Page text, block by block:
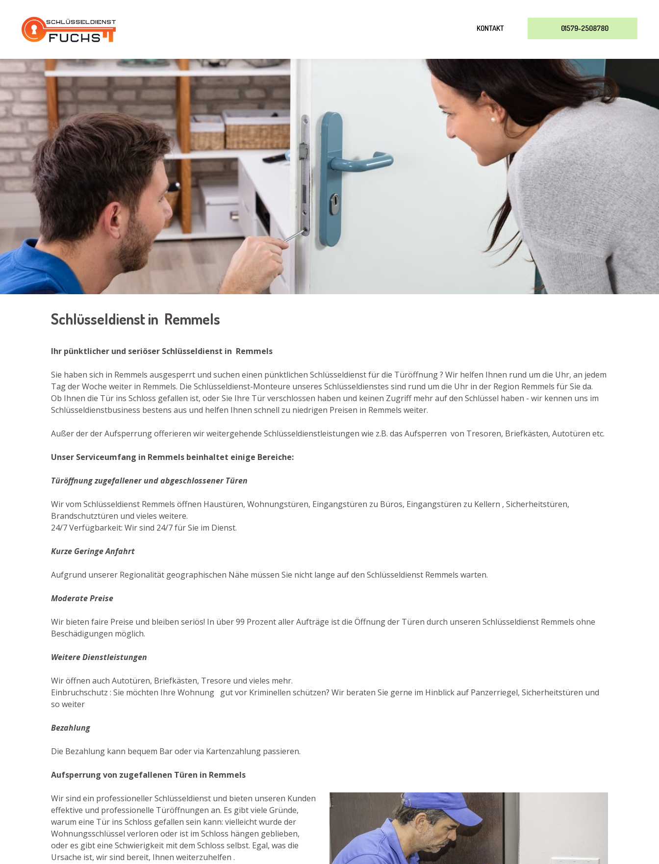
KONTAKT 01579-2508780
Schlüsseldienst in Remmels
Ihr pünktlicher und seriöser Schlüsseldienst in Remmels
Sie haben sich in Remmels ausgesperrt und suchen einen pünktlichen Schlüsseldienst für die Türöffnung ? Wir helfen Ihnen rund um die Uhr, an jedem
Tag der Woche weiter in Remmels. Die Schlüsseldienst-Monteure unseres Schlüsseldienstes sind rund um die Uhr in der Region Remmels für Sie da.
Ob Ihnen die Tür ins Schloss gefallen ist, oder Sie Ihre Tür verschlossen haben und keinen Zugriff mehr auf den Schlüssel haben - wir kennen uns im
Schlüsseldienstbusiness bestens aus und helfen Ihnen schnell zu niedrigen Preisen in Remmels weiter.
Außer der der Aufsperrung offerieren wir weitergehende Schlüsseldienstleistungen wie z.B. das Aufsperren von Tresoren, Briefkästen, Autotüren etc.
Unser Serviceumfang in Remmels beinhaltet einige Bereiche:
Türöffnung zugefallener und abgeschlossener Türen
Wir vom Schlüsseldienst Remmels öffnen Haustüren, Wohnungstüren, Eingangstüren zu Büros, Eingangstüren zu Kellern , Sicherheitstüren,
Brandschutztüren und vieles weitere.
24/7 Verfügbarkeit: Wir sind 24/7 für Sie im Dienst.
Kurze Geringe Anfahrt
Aufgrund unserer Regionalität geographischen Nähe müssen Sie nicht lange auf den Schlüsseldienst Remmels warten.
Moderate Preise
Wir bieten faire Preise und bleiben seriös! In über 99 Prozent aller Aufträge ist die Öffnung der Türen durch unseren Schlüsseldienst Remmels ohne
Beschädigungen möglich.
Weitere Dienstleistungen
Wir öffnen auch Autotüren, Briefkästen, Tresore und vieles mehr.
Einbruchschutz : Sie möchten Ihre Wohnung gut vor Kriminellen schützen? Wir beraten Sie gerne im Hinblick auf Panzerriegel, Sicherheitstüren und
so weiter
Bezahlung
Die Bezahlung kann bequem Bar oder via Kartenzahlung passieren.
Aufsperrung von zugefallenen Türen in Remmels
Wir sind ein professioneller Schlüsseldienst und bieten unseren Kunden
effektive und professionelle Türöffnungen an. Es gibt viele Gründe,
warum eine Tür ins Schloss gefallen sein kann: vielleicht wurde der
Wohnungsschlüssel verloren oder ist im Schloss hängen geblieben,
oder es gibt eine Schwierigkeit mit dem Schloss selbst. Egal, was die
Ursache ist, wir sind bereit, Ihnen weiterzuhelfen .